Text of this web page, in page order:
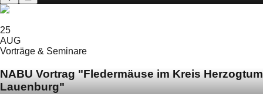
25
AUG
Vorträge & Seminare
NABU Vortrag "Fledermäuse im Kreis Herzogtum
Lauenburg"